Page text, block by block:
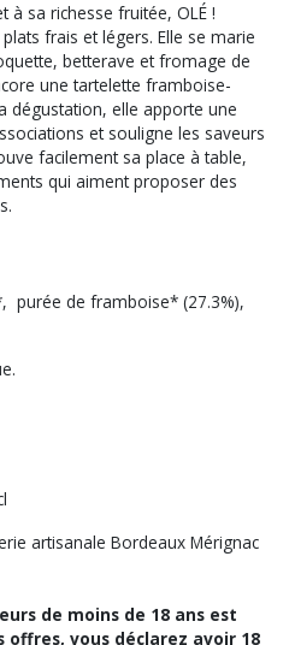
à sa richesse fruitée, OLÉ !
frais et légers. Elle se marie
betterave et fromage de
une tartelette framboise-
dégustation, elle apporte une
et souligne les saveurs
facilement sa place à table,
qui aiment proposer des
purée de framboise* (27.3%),
artisanale Bordeaux Mérignac
de moins de 18 ans est
vous déclarez avoir 18